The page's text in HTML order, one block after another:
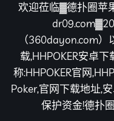
欢迎莅临▓德扑圈苹
（360dayon.com）
载,HHPOKER安卓
称:HHPOKER官网
Poker,官网下载地址,
保护资金!德扑